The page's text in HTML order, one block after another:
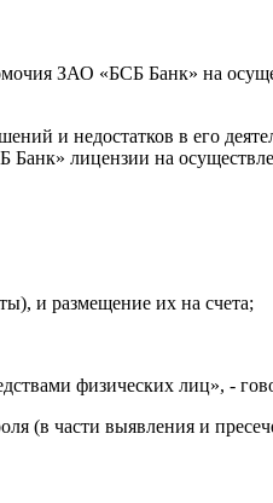
ЗАО «БСБ Банк» на
и недостатков в его
лицензии на
и размещение их на счета;
физических лиц», -
(в части выявления и